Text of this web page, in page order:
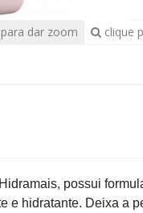
dar zoom clique
possui
e hidratante. Deixa a